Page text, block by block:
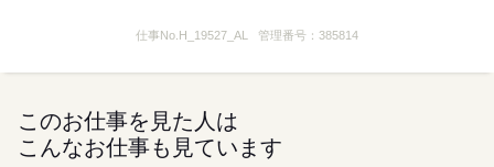
お給料日前にもらえちゃいます！
◆クルーだけの割引制度あり
…本・CDも割引で購入できる特典等
仕事No. H_19527_AL 管理番号：385814
このお仕事を見た人は
こんなお仕事も見ています